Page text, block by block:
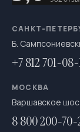
САНКТ-
Б.
+7 812 701-
МОСКВА
Варшавское
8 800 200-70-